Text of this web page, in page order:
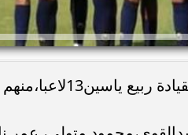
رحل عن الفريق الأول لكرة